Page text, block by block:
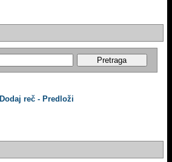
Dodaj reč - Predloži